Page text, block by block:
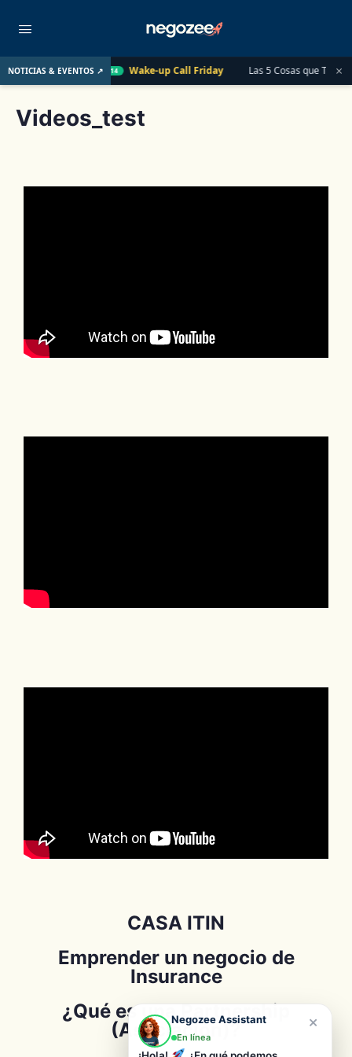
NOTICIAS & EVENTOS ↗
al año AUG 14 Wake-up Call Friday Las 5 Cosas que Todo×
Videos_test
CASA ITIN
Emprender un negocio de
Insurance
¿Qué es una Partnership
(Asociación)?
×
Negozee Assistant
En línea